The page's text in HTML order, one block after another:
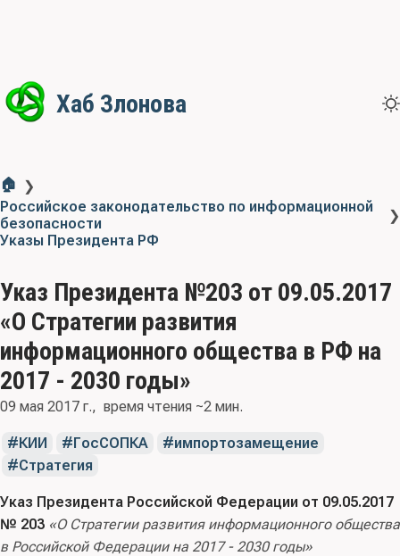
Хаб Злонова
🏠 ❯
Российское законодательство по информационной
безопасности
❯
Указы Президента РФ
Указ Президента №203 от 09.05.2017
«О Стратегии развития
информационного общества в РФ на
2017 - 2030 годы»
09 мая 2017 г. время чтения ~2 мин.
КИИ ГосСОПКА
импортозамещение
Стратегия
Указ Президента Российской Федерации от 09.05.2017
№ 203 «О Стратегии развития информационного общества
в Российской Федерации на 2017 - 2030 годы»